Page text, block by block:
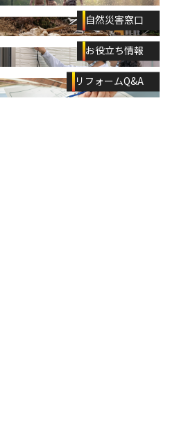
自然災害窓口
お役立ち情報
リフォームQ&A